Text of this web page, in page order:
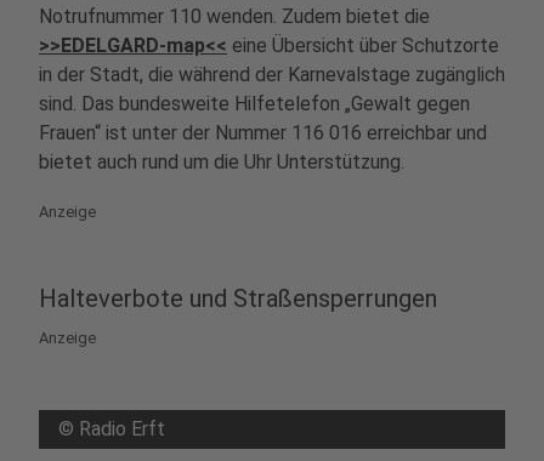
Notrufnummer 110 wenden. Zudem bietet die
>>EDELGARD-map<< eine Übersicht über Schutzorte
in der Stadt, die während der Karnevalstage zugänglich
sind. Das bundesweite Hilfetelefon „Gewalt gegen
Frauen“ ist unter der Nummer 116 016 erreichbar und
bietet auch rund um die Uhr Unterstützung.
Anzeige
Halteverbote und Straßensperrungen
Anzeige
© Radio Erft